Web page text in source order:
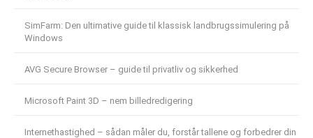
SimFarm: Den ultimative guide til klassisk landbrugssimulering på
Windows
AVG Secure Browser – guide til privatliv og sikkerhed
Microsoft Paint 3D – nem billedredigering
Internethastighed – sådan måler du, forstår tallene og forbedrer din